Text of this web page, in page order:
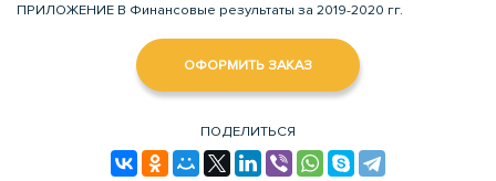
ПРИЛОЖЕНИЕ В Финансовые результаты за 2019-2020 гг.
ОФОРМИТЬ ЗАКАЗ
ПОДЕЛИТЬСЯ